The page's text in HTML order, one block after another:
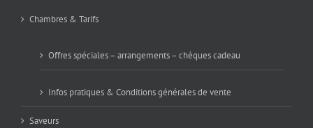
Chambres & Tarifs
Offres spéciales – arrangements – chèques cadeau
Infos pratiques & Conditions générales de vente
Saveurs